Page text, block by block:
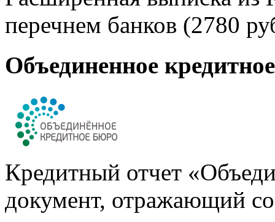
перечнем банков (2780
Объединенное
Кредитный отчет
документ, отражающий